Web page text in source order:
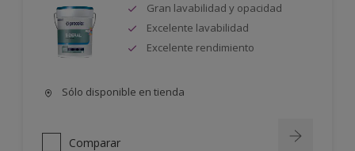
Gran lavabilidad y opacidad
Excelente lavabilidad
Excelente rendimiento
Sólo disponible en tienda
Comparar